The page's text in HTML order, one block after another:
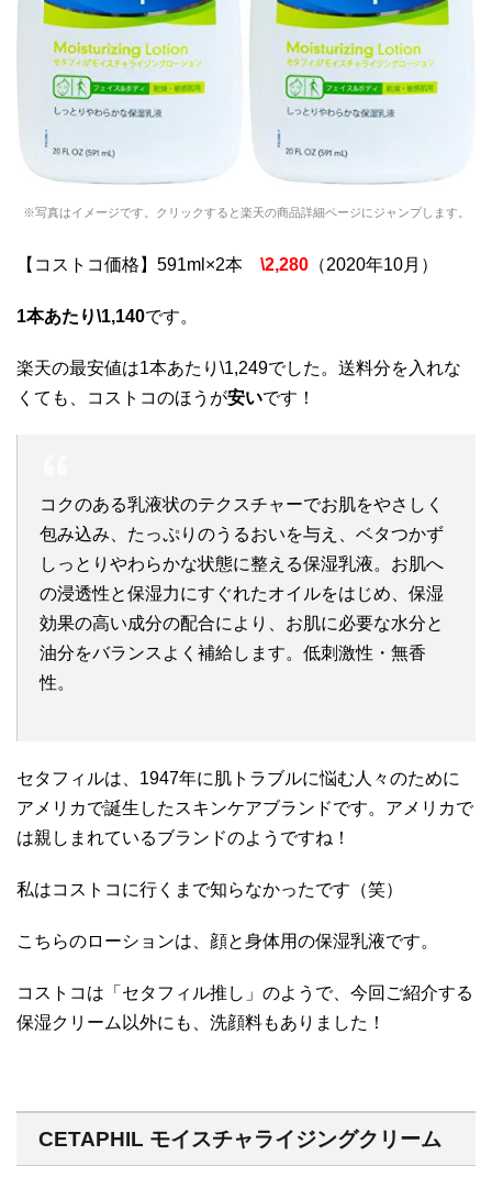
※写真はイメージです。クリックすると楽天の商品詳細ページにジャンプします。
【コストコ価格】591ml×2本 \2,280 （2020年10月）
1本あたり\1,140です。
楽天の最安値は1本あたり\1,249でした。送料分を入れな
くても、コストコのほうが安いです！
コクのある乳液状のテクスチャーでお肌をやさしく
包み込み、たっぷりのうるおいを与え、ベタつかず
しっとりやわらかな状態に整える保湿乳液。お肌へ
の浸透性と保湿⼒にすぐれたオイルをはじめ、保湿
効果の⾼い成分の配合により、お肌に必要な⽔分と
油分をバランスよく補給します。低刺激性・無⾹
性。
セタフィルは、1947年に肌トラブルに悩む人々のために
アメリカで誕生したスキンケアブランドです。アメリカで
は親しまれているブランドのようですね！
私はコストコに行くまで知らなかったです（笑）
こちらのローションは、顔と身体用の保湿乳液です。
コストコは「セタフィル推し」のようで、今回ご紹介する
保湿クリーム以外にも、洗顔料もありました！
CETAPHIL モイスチャライジングクリーム